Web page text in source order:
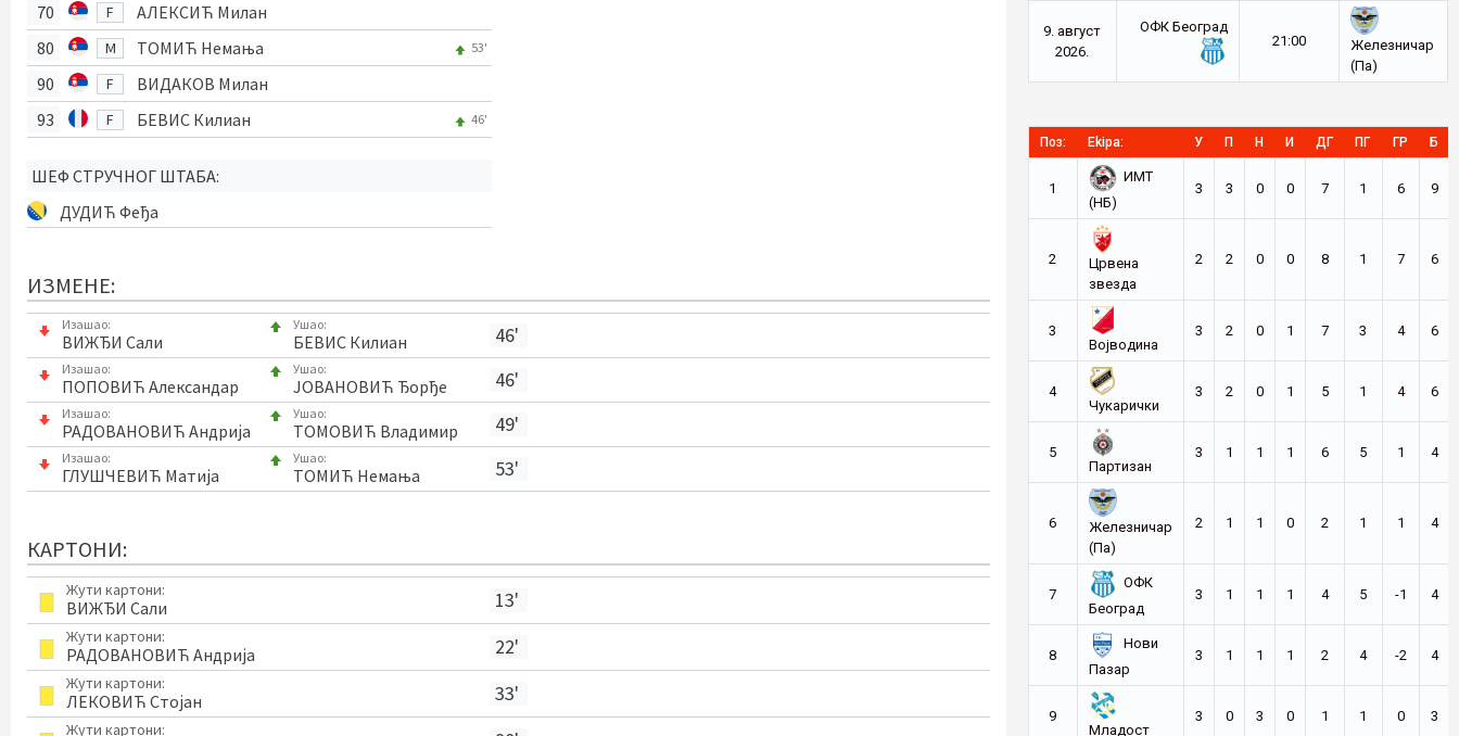
70 F
АЛЕКСИЋ Милан
80
M ТОМИЋ Немања 53'
90 F
ВИДАКОВ Милан
93
F БЕВИС Килиан 46'
ШЕФ СТРУЧНОГ ШТАБА:
ДУДИЋ Феђа
ИЗМЕНЕ:
Изашао:
ВИЖЂИ Сали
Ушао:
БЕВИС Килиан 46'
Изашао:
ПОПОВИЋ Александар
Ушао:
ЈОВАНОВИЋ Ђорђе 46'
Изашао:
РАДОВАНОВИЋ Андрија
Ушао:
ТОМОВИЋ Владимир 49'
Изашао:
ГЛУШЧЕВИЋ Матија
Ушао:
ТОМИЋ Немања 53'
КАРТОНИ:
Жути картони:
ВИЖЂИ Сали 13'
Жути картони:
РАДОВАНОВИЋ Андрија 22'
Жути картони:
ЛЕКОВИЋ Стојан 33'
Жути картони:
9. август
2026.
ОФК Београд
21:00
Железничар
(Па)
Поз: Ekipa: У П Н И ДГ ПГ ГР Б
1
ИМТ
(НБ)
3 3 0 0 7 1 6 9
2
Црвена
звезда
2 2 0 0 8 1 7 6
3
Војводина
3 2 0 1 7 3 4 6
4
Чукарички
3 2 0 1 5 1 4 6
5
Партизан
3 1 1 1 6 5 1 4
6
Железничар
(Па)
2 1 1 0 2 1 1 4
7
ОФК
Београд
3 1 1 1 4 5 -1 4
8
Нови
Пазар
3 1 1 1 2 4 -2 4
9
Младост
3 0 3 0 1 1 0 3